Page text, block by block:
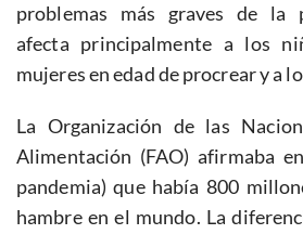
problemas más graves de la
afecta principalmente a los
mujeres en edad de procrear y a
La Organización de las
Alimentación (FAO) afirmaba
pandemia) que había 800
hambre en el mundo. La